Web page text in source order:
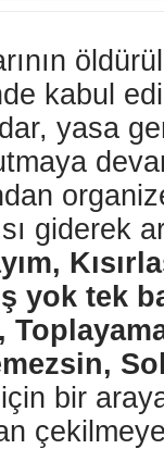
kabul
yasa
giderek
yok tek
için bir